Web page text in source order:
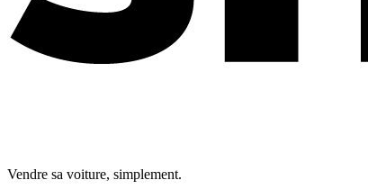
Vendre sa voiture, simplement.